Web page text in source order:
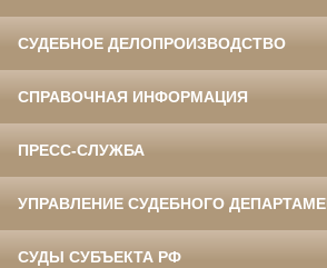
СУДЕБНОЕ ДЕЛОПРОИЗВОДСТВО
СПРАВОЧНАЯ ИНФОРМАЦИЯ
ПРЕСС-СЛУЖБА
УПРАВЛЕНИЕ СУДЕБНОГО
СУДЫ СУБЪЕКТА РФ